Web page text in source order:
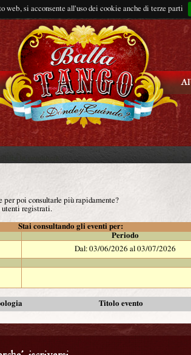
web, si acconsente all'uso dei cookie anche di terze parti
per poi consultarle più rapidamente?
utenti registrati.
Stai consultando gli eventi per:
Periodo
Dal: 03/06/2026 al 03/07/2026
Titolo evento